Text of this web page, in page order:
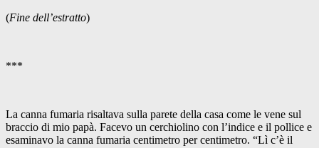
(Fine dell’estratto)
***
La canna fumaria risaltava sulla parete della casa come le vene sul
braccio di mio papà. Facevo un cerchiolino con l’indice e il pollice e
esaminavo la canna fumaria centimetro per centimetro. “Lì c’è il